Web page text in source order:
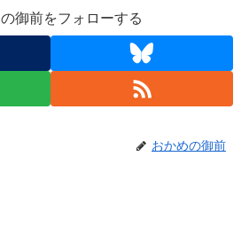
御前をフォローする
おかめの御前